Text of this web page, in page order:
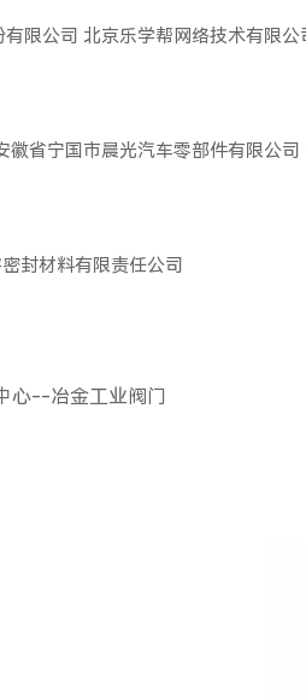
限公司 北京乐学帮网络技术有限公
徽省宁国市晨光汽车零部件有限公司
封材料有限责任公司
心--冶金工业阀门